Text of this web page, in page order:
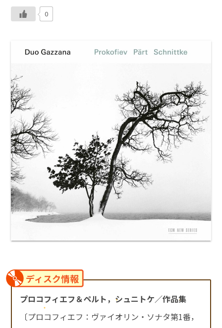
0
ディスク情報
プロコフィエフ＆ペルト，シュニトケ／作品集
〔プロコフィエフ：ヴァイオリン・ソナタ第1番，